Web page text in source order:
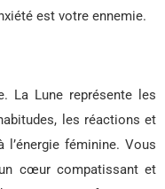
est votre ennemie.
La Lune représente les
les réactions et
l’énergie féminine. Vous
cœur compatissant et